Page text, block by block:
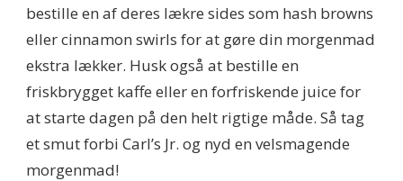
bestille en af deres lækre sides som hash browns
eller cinnamon swirls for at gøre din morgenmad
ekstra lækker. Husk også at bestille en
friskbrygget kaffe eller en forfriskende juice for
at starte dagen på den helt rigtige måde. Så tag
et smut forbi Carl’s Jr. og nyd en velsmagende
morgenmad!